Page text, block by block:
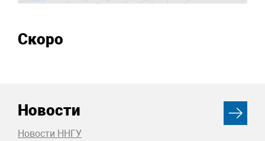
Скоро
Новости
Новости ННГУ